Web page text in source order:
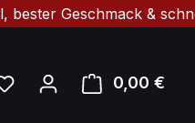
Geschmack & schnelle
0,00 €